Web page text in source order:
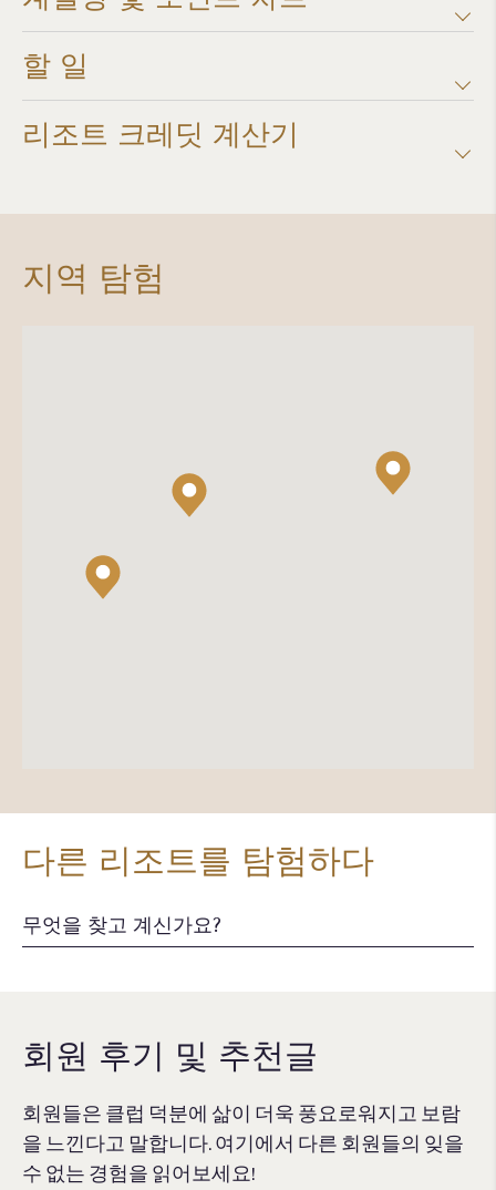
할 일
리조트 크레딧 계산기​
지역 탐험
다른 리조트를 탐험하다
회원 후기 및 추천글
회원들은 클럽 덕분에 삶이 더욱 풍요로워지고 보람
을 느낀다고 말합니다. 여기에서 다른 회원들의 잊을
수 없는 경험을 읽어보세요!